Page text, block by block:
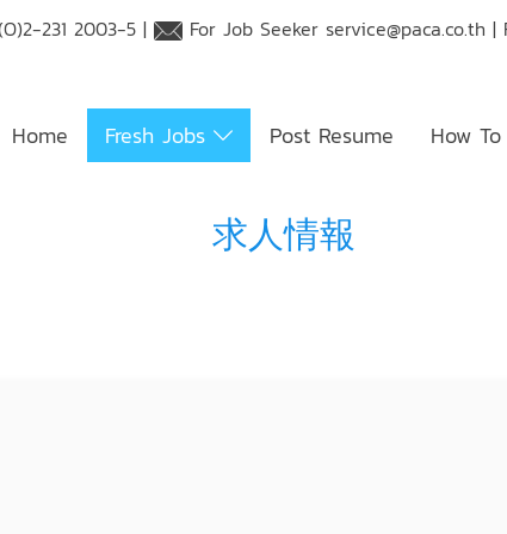
231 2003-5 | For Job Seekerservice@paca.co.th |
Home Fresh Jobs Post Resume How
求人情報